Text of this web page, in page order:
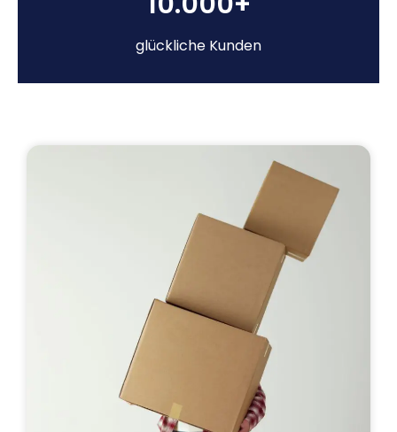
glückliche Kunden